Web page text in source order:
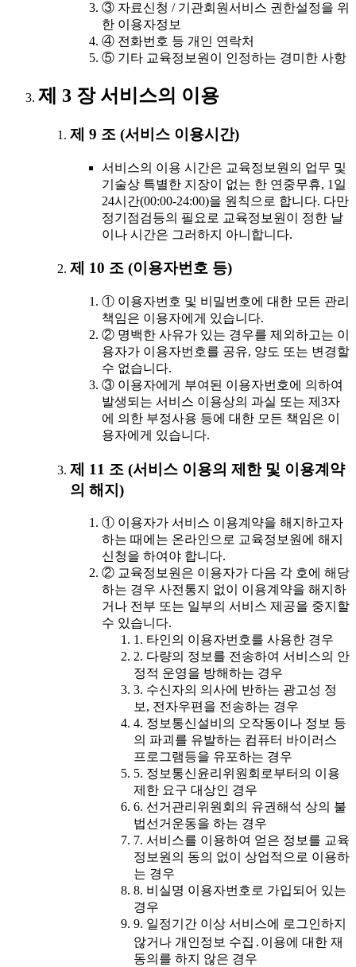
③ 자료신청 / 기관회원서비스 권한설정을 위
한 이용자정보
④ 전화번호 등 개인 연락처
⑤ 기타 교육정보원이 인정하는 경미한 사항
제 3 장 서비스의 이용
제 9 조 (서비스 이용시간)
서비스의 이용 시간은 교육정보원의 업무 및
기술상 특별한 지장이 없는 한 연중무휴, 1일
24시간(00:00-24:00)을 원칙으로 합니다. 다만
정기점검등의 필요로 교육정보원이 정한 날
이나 시간은 그러하지 아니합니다.
제 10 조 (이용자번호 등)
① 이용자번호 및 비밀번호에 대한 모든 관리
책임은 이용자에게 있습니다.
② 명백한 사유가 있는 경우를 제외하고는 이
용자가 이용자번호를 공유, 양도 또는 변경할
수 없습니다.
③ 이용자에게 부여된 이용자번호에 의하여
발생되는 서비스 이용상의 과실 또는 제3자
에 의한 부정사용 등에 대한 모든 책임은 이
용자에게 있습니다.
제 11 조 (서비스 이용의 제한 및 이용계약
의 해지)
① 이용자가 서비스 이용계약을 해지하고자
하는 때에는 온라인으로 교육정보원에 해지
신청을 하여야 합니다.
② 교육정보원은 이용자가 다음 각 호에 해당
하는 경우 사전통지 없이 이용계약을 해지하
거나 전부 또는 일부의 서비스 제공을 중지할
수 있습니다.
1. 타인의 이용자번호를 사용한 경우
2. 다량의 정보를 전송하여 서비스의 안
정적 운영을 방해하는 경우
3. 수신자의 의사에 반하는 광고성 정
보, 전자우편을 전송하는 경우
4. 정보통신설비의 오작동이나 정보 등
의 파괴를 유발하는 컴퓨터 바이러스
프로그램등을 유포하는 경우
5. 정보통신윤리위원회로부터의 이용
제한 요구 대상인 경우
6. 선거관리위원회의 유권해석 상의 불
법선거운동을 하는 경우
7. 서비스를 이용하여 얻은 정보를 교육
정보원의 동의 없이 상업적으로 이용하
는 경우
8. 비실명 이용자번호로 가입되어 있는
경우
9. 일정기간 이상 서비스에 로그인하지
않거나 개인정보 수집․이용에 대한 재
동의를 하지 않은 경우